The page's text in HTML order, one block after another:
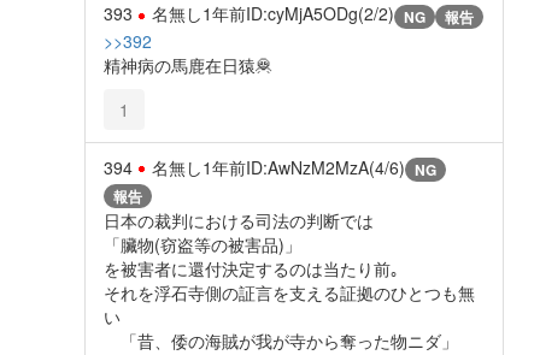
393 名無し1年前ID:cyMjA5ODg(2/2) NG 報告
>>392
精神病の馬鹿在日猿🦧
1
394 名無し1年前ID:AwNzM2MzA(4/6) NG
報告
日本の裁判における司法の判断では
「臟物(窃盗等の被害品)」
を被害者に還付決定するのは当たり前｡
それを浮石寺側の証言を支える証拠のひとつも無
い
「昔、倭の海賊が我が寺から奪った物ニダ」